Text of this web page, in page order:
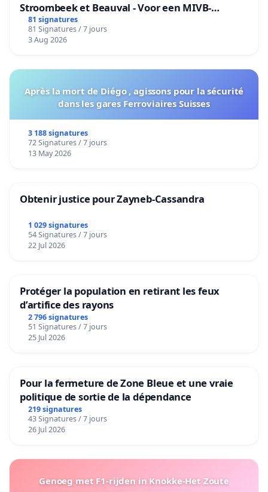
Stroombeek et Beauval - Voor een MIVB-
bediening van de wijken Strombeek en Het
Voor
81 signatures
81 Signatures / 7 jours
3 Aug 2026
Après la mort de Diégo , agissons pour la sécurité
dans les gares Ferroviaires Suisses
3 188 signatures
72 Signatures / 7 jours
13 May 2026
Obtenir justice pour Zayneb-Cassandra
1 029 signatures
54 Signatures / 7 jours
22 Jul 2026
Protéger la population en retirant les feux
d’artifice des rayons
2 796 signatures
51 Signatures / 7 jours
25 Jul 2026
Pour la fermeture de Zone Bleue et une vraie
politique de sortie de la dépendance
219 signatures
43 Signatures / 7 jours
26 Jul 2026
Genoeg met F1-rijden in Knokke-Het Zoute